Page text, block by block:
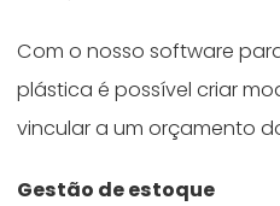
Com o nosso software
plástica é possível criar
vincular a um orçamento
Gestão de estoque